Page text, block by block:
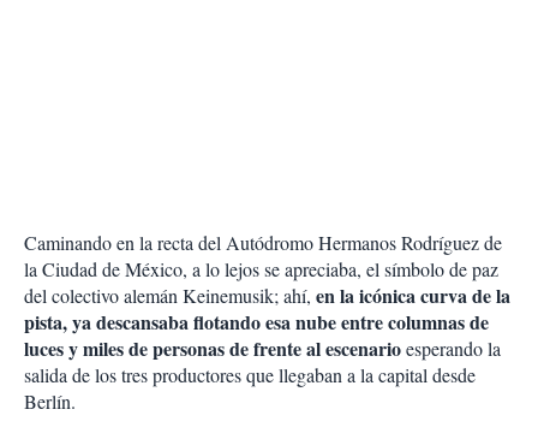
Caminando en la recta del Autódromo Hermanos Rodríguez de
la Ciudad de México, a lo lejos se apreciaba, el símbolo de paz
del colectivo alemán Keinemusik; ahí, en la icónica curva de la
pista,ya descansaba flotando esa nube entre columnas de
luces y miles de personas de frente al escenarioesperando la
salida de los tres productores que llegaban a la capital desde
Berlín.